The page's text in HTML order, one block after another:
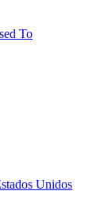
To
Unidos